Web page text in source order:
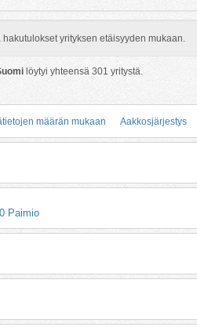
yrityksen etäisyyden mukaan.
löytyi yhteensä 301 yritystä.
määrän mukaan Aakkosjärjestys
Paimio